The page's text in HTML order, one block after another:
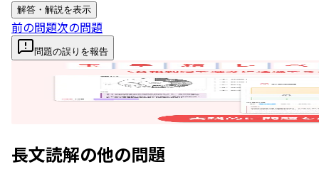
解答・解説を表示
前の問題次の問題
問題の誤りを報告
長文読解の他の問題